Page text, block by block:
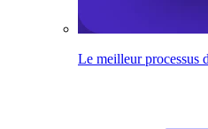
Le meilleur processus